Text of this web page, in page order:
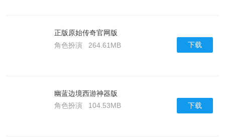
正版原始传奇官网版
角色扮演
264.61MB 下载
幽蓝边境西游神器版
角色扮演
104.53MB 下载